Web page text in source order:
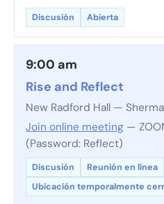
Discusión Abierta
9:00 am
Rise and Reflect
New Radford Hall —
Join online meeting —
(Password: Reflect)
Discusión
Reunión en línea
Ubicación temporalmente